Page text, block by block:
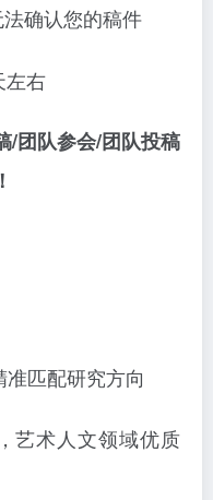
确认您的稿件
左右
/团队参会/团队投稿
匹配研究方向
艺术人文领域优质